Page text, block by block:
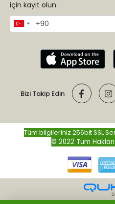
için kayıt olun.
Bizi Takip Edin
Tüm bilgileriniz 256bit SSL
© 2022 Tüm Hakları